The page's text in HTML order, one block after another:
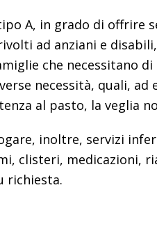
A, in grado di offrire
ad anziani e
che necessitano
necessità, quali, ad
al pasto, la veglia
inoltre, servizi
clisteri, medicazioni,
richiesta.